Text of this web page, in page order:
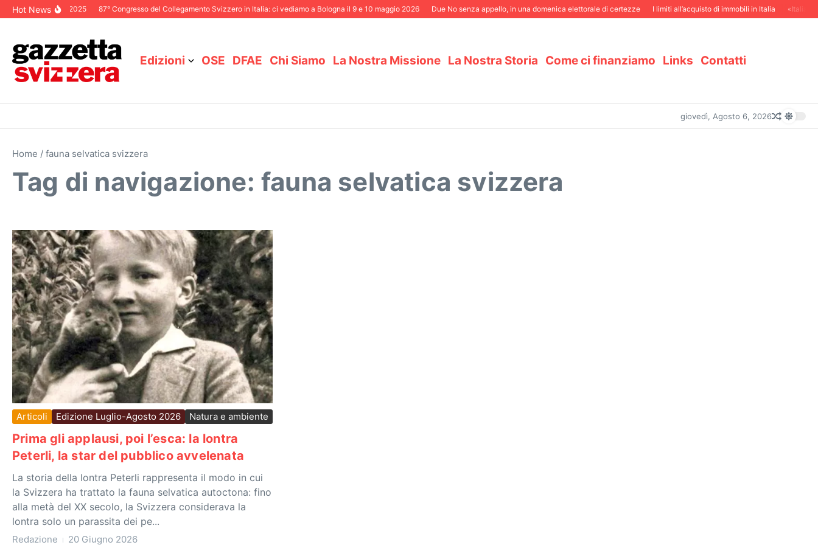
Salta al contenuto
Hot News
Dicembre 2025 87° Congresso del Collegamento Svizzero in Italia: ci vediamo a Bologna il 9 e 10 maggio 2026 Due No senza appello, in una domenica elettorale di certezze I limiti all’acquisto di immobili in Italia «Italiani
Edizioni OSE DFAE Chi Siamo La Nostra Missione La Nostra Storia Come ci finanziamo Links Contatti
giovedì, Agosto 6, 2026
Home / fauna selvatica svizzera
Tag di navigazione: fauna selvatica svizzera
Articoli Edizione Luglio-Agosto 2026 Natura e ambiente
Prima gli applausi, poi l’esca: la lontra
Peterli, la star del pubblico avvelenata
La storia della lontra Peterli rappresenta il modo in cui
la Svizzera ha trattato la fauna selvatica autoctona: fino
alla metà del XX secolo, la Svizzera considerava la
lontra solo un parassita dei pe...
Redazione 20 Giugno 2026